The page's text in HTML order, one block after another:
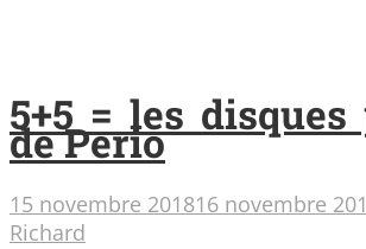
5+5 = les disques
de Perio
15 novembre 201816 novembre
Richard